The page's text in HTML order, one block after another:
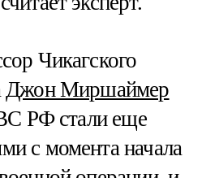
Чикагского
Джон Миршаймер
РФ стали еще
с момента начала